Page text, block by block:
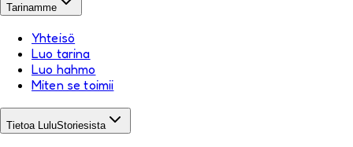
Tarinamme
Yhteisö
Luo tarina
Luo hahmo
Miten se toimii
Tietoa LuluStoriesista